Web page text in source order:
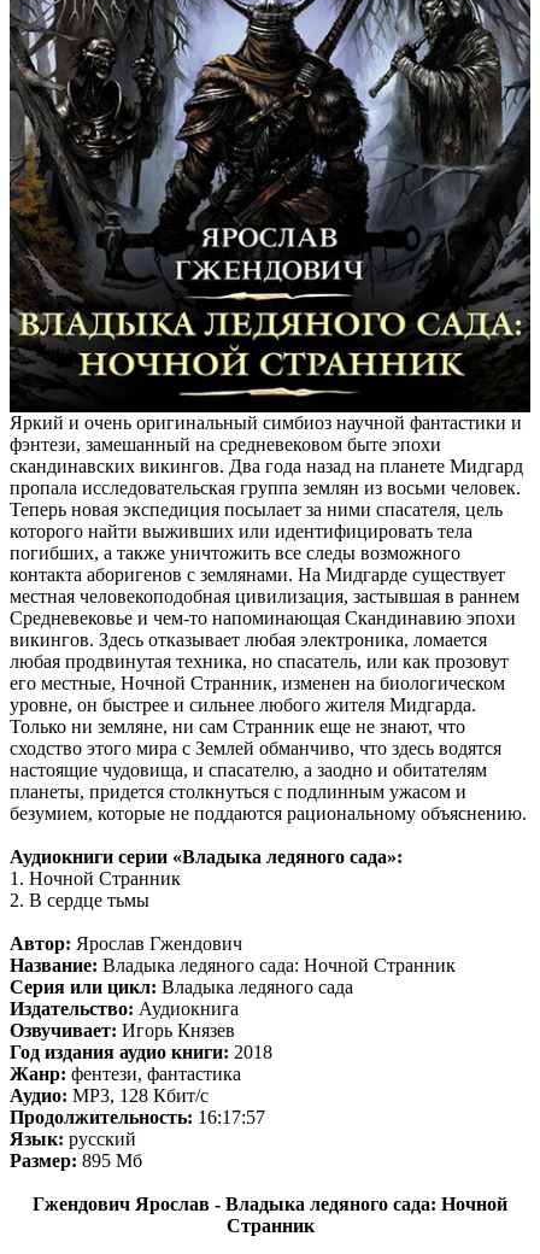
Яркий и очень оригинальный симбиоз научной фантастики и
фэнтези, замешанный на средневековом быте эпохи
скандинавских викингов. Два года назад на планете Мидгард
пропала исследовательская группа землян из восьми человек.
Теперь новая экспедиция посылает за ними спасателя, цель
которого найти выживших или идентифицировать тела
погибших, а также уничтожить все следы возможного
контакта аборигенов с землянами. На Мидгарде существует
местная человекоподобная цивилизация, застывшая в раннем
Средневековье и чем-то напоминающая Скандинавию эпохи
викингов. Здесь отказывает любая электроника, ломается
любая продвинутая техника, но спасатель, или как прозовут
его местные, Ночной Странник, изменен на биологическом
уровне, он быстрее и сильнее любого жителя Мидгарда.
Только ни земляне, ни сам Странник еще не знают, что
сходство этого мира с Землей обманчиво, что здесь водятся
настоящие чудовища, и спасателю, а заодно и обитателям
планеты, придется столкнуться с подлинным ужасом и
безумием, которые не поддаются рациональному объяснению.
Аудиокниги серии «Владыка ледяного сада»:
1. Ночной Странник
2. В сердце тьмы
Автор: Ярослав Гжендович
Название: Владыка ледяного сада: Ночной Странник
Серия или цикл: Владыка ледяного сада
Издательство: Аудиокнига
Озвучивает: Игорь Князев
Год издания аудио книги: 2018
Жанр: фентези, фантастика
Аудио: MP3, 128 Кбит/с
Продолжительность: 16:17:57
Язык: русский
Размер: 895 Mб
Гжендович Ярослав - Владыка ледяного сада: Ночной
Странник